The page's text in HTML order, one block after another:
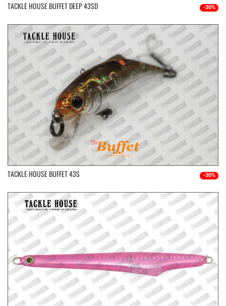
TACKLE HOUSE BUFFET DEEP 43SD -30%
TACKLE HOUSE BUFFET 43S -30%